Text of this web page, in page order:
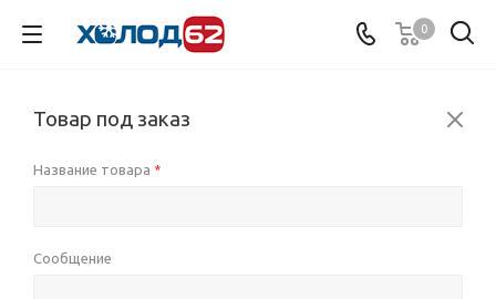
0
Товар под заказ
Название товара *
Сообщение